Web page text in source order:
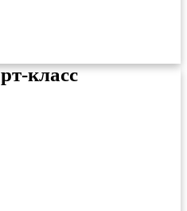
класс